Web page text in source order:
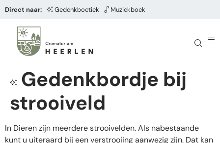
Direct naar: Gedenkboetiek Muziekboek
Gedenkbordje bij
strooiveld
In Dieren zijn meerdere strooivelden. Als nabestaande
kunt u uiteraard bij een verstrooiing aanwezig zijn. Dat kan